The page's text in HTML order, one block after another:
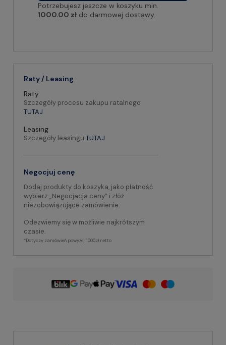
Potrzebujesz jeszcze w koszyku min.
1000.00 zł do darmowej dostawy.
Raty / Leasing
Raty
Szczegóły procesu zakupu ratalnego
TUTAJ
Leasing
Szczegóły leasingu TUTAJ
Negocjuj cenę
Dodaj produkty do koszyka, jako płatność
wybierz „Negocjacja ceny” i złóż
niezobowiązujące zamówienie.
Odezwiemy się w możliwie najkrótszym
czasie.
*Dotyczy zamówień powyżej 1000zł netto